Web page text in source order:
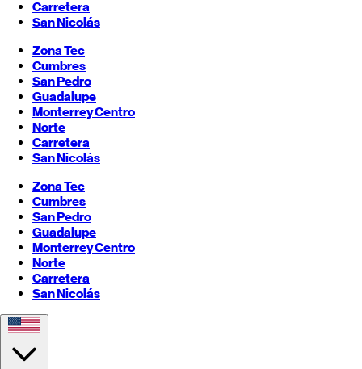
Carretera
San Nicolás
Zona Tec
Cumbres
San Pedro
Guadalupe
MonterreyCentro
Norte
Carretera
San Nicolás
Zona Tec
Cumbres
San Pedro
Guadalupe
MonterreyCentro
Norte
Carretera
San Nicolás